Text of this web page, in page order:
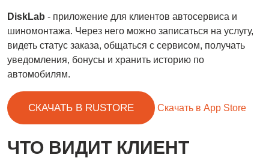
DiskLab - приложение для клиентов автосервиса и
шиномонтажа. Через него можно записаться на услугу,
видеть статус заказа, общаться с сервисом, получать
уведомления, бонусы и хранить историю по
автомобилям.
СКАЧАТЬ В RUSTORE Скачать в App Store
ЧТО ВИДИТ КЛИЕНТ